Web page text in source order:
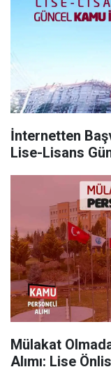
İnternetten
Lise-Lisans
Mülakat
Alımı: Lise